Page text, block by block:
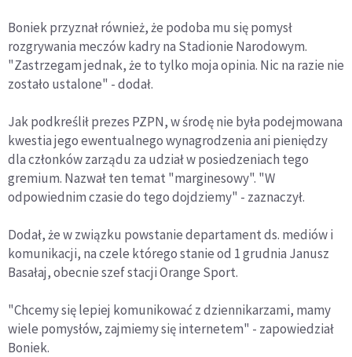
Boniek przyznał również, że podoba mu się pomysł
rozgrywania meczów kadry na Stadionie Narodowym.
"Zastrzegam jednak, że to tylko moja opinia. Nic na razie nie
zostało ustalone" - dodał.
Jak podkreślił prezes PZPN, w środę nie była podejmowana
kwestia jego ewentualnego wynagrodzenia ani pieniędzy
dla członków zarządu za udział w posiedzeniach tego
gremium. Nazwał ten temat "marginesowy". "W
odpowiednim czasie do tego dojdziemy" - zaznaczył.
Dodał, że w związku powstanie departament ds. mediów i
komunikacji, na czele którego stanie od 1 grudnia Janusz
Basałaj, obecnie szef stacji Orange Sport.
"Chcemy się lepiej komunikować z dziennikarzami, mamy
wiele pomysłów, zajmiemy się internetem" - zapowiedział
Boniek.